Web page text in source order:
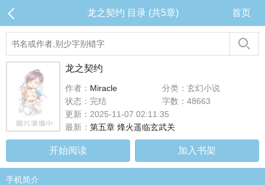
龙之契约 目录 (共5章) 首页
龙之契约
作者： Miracle
分类：玄幻小说
状态：完结
字数：48663
更新：2025-11-07 02:11:35
最新： 第五章 烽火遥临玄武关
开始阅读 加入书架
手机简介